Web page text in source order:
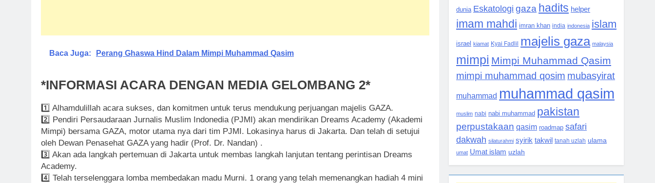
Baca Juga: Perang Ghaswa Hind Dalam Mimpi Muhammad Qasim
*INFORMASI ACARA DENGAN MEDIA GELOMBANG 2*
1️⃣ Alhamdulillah acara sukses, dan komitmen untuk terus mendukung perjuangan majelis GAZA.
2️⃣ Pendiri Persaudaraan Jurnalis Muslim Indonedia (PJMI) akan mendirikan Dreams Academy (Akademi
Mimpi) bersama GAZA, motor utama nya dari tim PJMI. Lokasinya harus di Jakarta. Dan telah di setujui
oleh Dewan Penasehat GAZA yang hadir (Prof. Dr. Nandan) .
3️⃣ Akan ada langkah pertemuan di Jakarta untuk membas langkah lanjutan tentang perintisan Dreams
Academy.
4️⃣ Telah terselenggara lomba membedakan madu Murni. 1 orang yang telah memenangkan hadiah 4 mini
dunia Eskatologi gaza hadits helper
imam mahdi imran khan india indonesia islam
israel kiamat Kyai Fadlil majelis gaza malaysia
mimpi Mimpi Muhammad Qasim
mimpi muhammad qosim mubasyirat
muhammad muhammad qasim
muslim nabi nabi muhammad pakistan
perpustakaan qasim roadmap safari
dakwah silaturahmi syirik takwil tanah uzlah ulama
umat Umat islam uzlah